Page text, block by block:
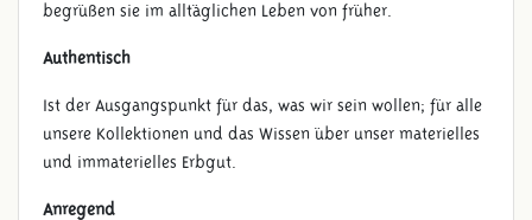
begrüßen sie im alltäglichen Leben von früher.
Authentisch
Ist der Ausgangspunkt für das, was wir sein wollen; für alle
unsere Kollektionen und das Wissen über unser materielles
und immaterielles Erbgut.
Anregend